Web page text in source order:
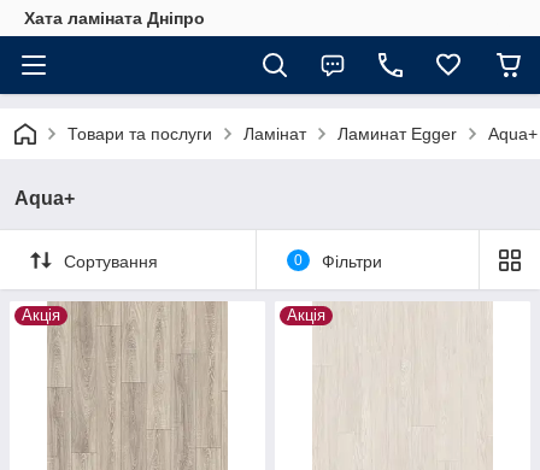
Хата ламіната Дніпро
Товари та послуги Ламінат Ламинат Egger Aqua+
Aqua+
Сортування 0 Фільтри
Акція Акція